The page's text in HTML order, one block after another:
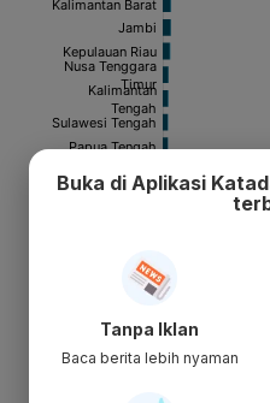
Buka di Aplikasi
Tanpa Iklan
Baca berita lebih nyaman